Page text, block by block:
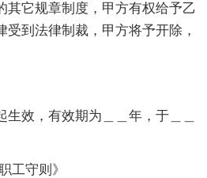
其它规章制度，甲方有权给予乙
到法律制裁，甲方将予开除，
效，有效期为＿＿年，于＿＿
工守则》